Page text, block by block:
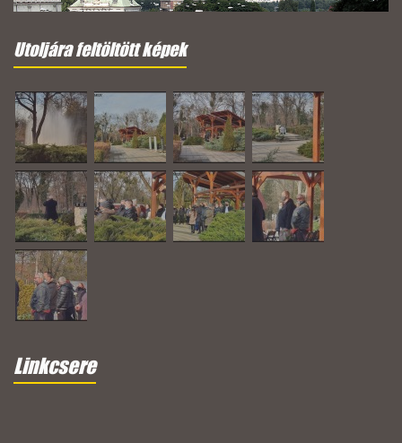
Utoljára feltöltött képek
Linkcsere